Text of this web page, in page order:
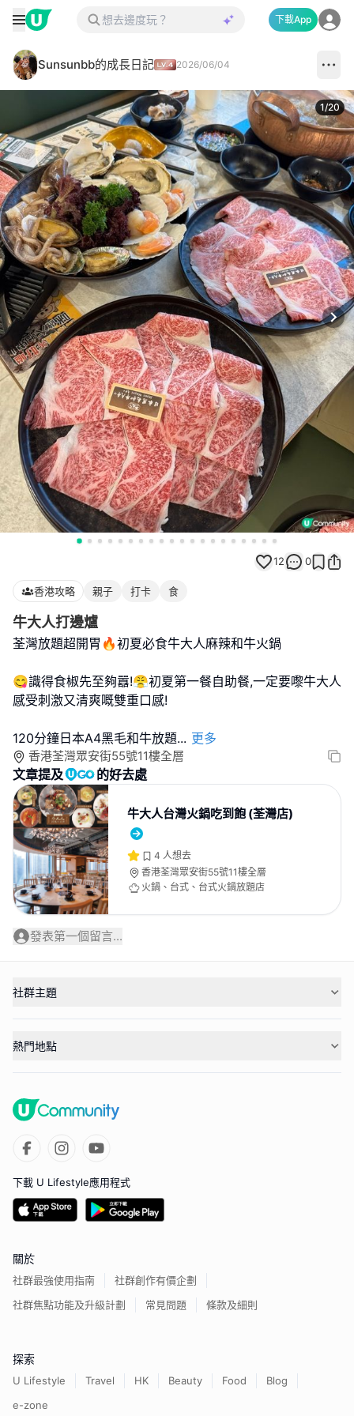
下載App
Sunsunbb的成長日記 2026/06/04
1/20
12 0
香港攻略 親子 打卡 食
牛大人打邊爐
荃灣放題超開胃🔥初夏必食牛大人麻辣和牛火鍋
😋識得食椒先至夠囂!😤初夏第一餐自助餐,一定要嚟牛大人
感受刺激又清爽嘅雙重口感!
120分鐘日本A4黑毛和牛放題... 更多
香港荃灣眾安街55號11樓全層
文章提及 的好去處
牛大人台灣火鍋吃到飽 (荃灣店)
4 人想去
香港荃灣眾安街55號11樓全層
火鍋、台式、台式火鍋放題店
發表第一個留言...
社群主題
熱門地點
下載 U Lifestyle應用程式
關於
社群最強使用指南
社群創作有價企劃
社群焦點功能及升級計劃
常見問題 條款及細則
探索
U Lifestyle Travel HK Beauty Food
Blog
e-zone